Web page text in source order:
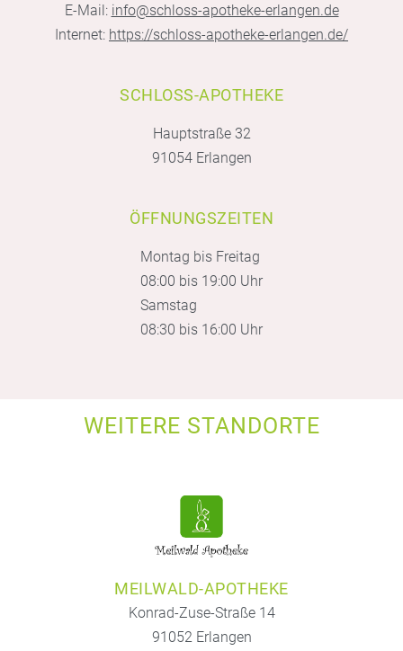
E-Mail: info@schloss-apotheke-erlangen.de
Internet: https://schloss-apotheke-erlangen.de/
SCHLOSS-APOTHEKE
Hauptstraße 32
91054 Erlangen
ÖFFNUNGSZEITEN
Montag bis Freitag
08:00 bis 19:00 Uhr
Samstag
08:30 bis 16:00 Uhr
WEITERE STANDORTE
MEILWALD-APOTHEKE
Konrad-Zuse-Straße 14
91052 Erlangen